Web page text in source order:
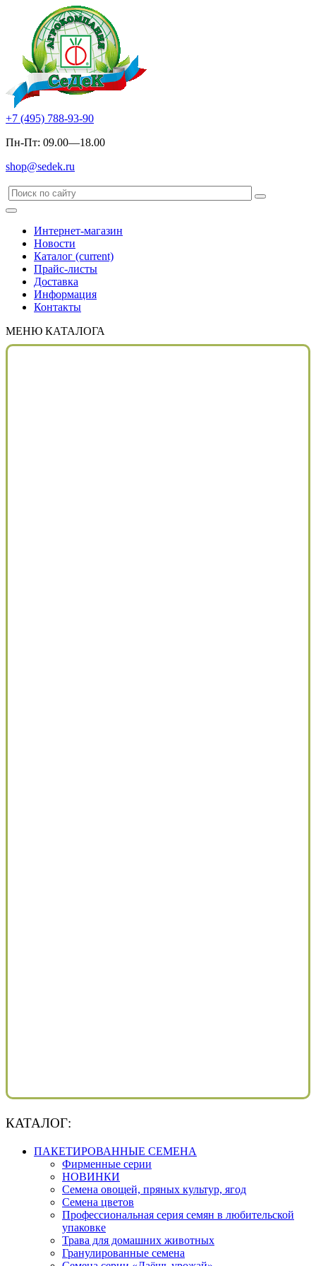
+7 (495) 788-93-90
Пн-Пт: 09.00—18.00
shop@sedek.ru
Интернет-магазин
Новости
Каталог (current)
Прайс-листы
Доставка
Информация
Контакты
МЕНЮ КАТАЛОГА
КАТАЛОГ:
ПАКЕТИРОВАННЫЕ СЕМЕНА
Фирменные серии
НОВИНКИ
Семена овощей, пряных культур, ягод
Семена цветов
Профессиональная серия семян в любительской
упаковке
Трава для домашних животных
Гранулированные семена